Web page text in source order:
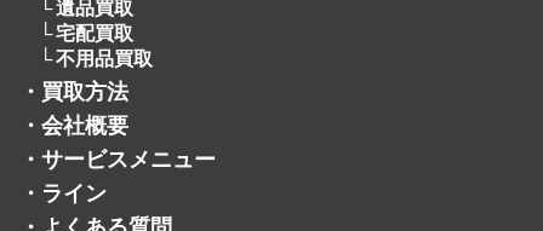
遺品買取
宅配買取
不用品買取
・ 買取方法
・ 会社概要
・ サービスメニュー
・ ライン